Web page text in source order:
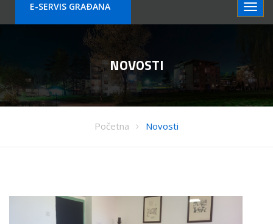
E-SERVIS GRAÐANA
NOVOSTI
Početna Novosti